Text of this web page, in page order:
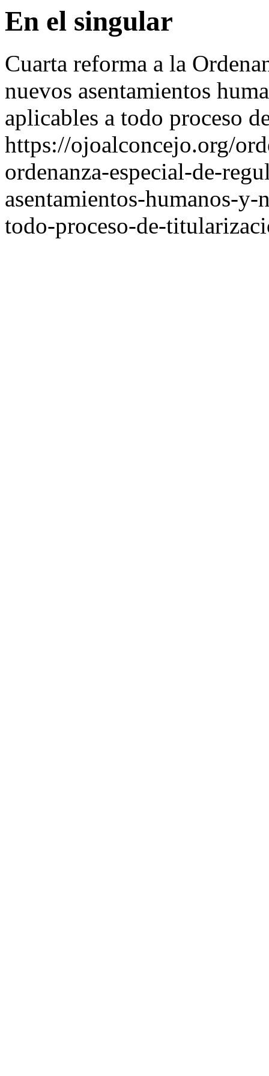
En el singular
Cuarta reforma a la
nuevos asentamientos
aplicables a todo proceso
https://ojoalconcejo.org/
ordenanza-especial-de-
asentamientos-humanos-y-
todo-proceso-de-